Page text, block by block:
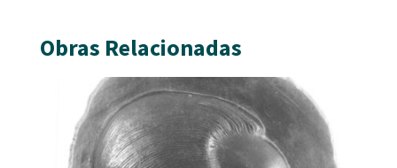
Obras Relacionadas